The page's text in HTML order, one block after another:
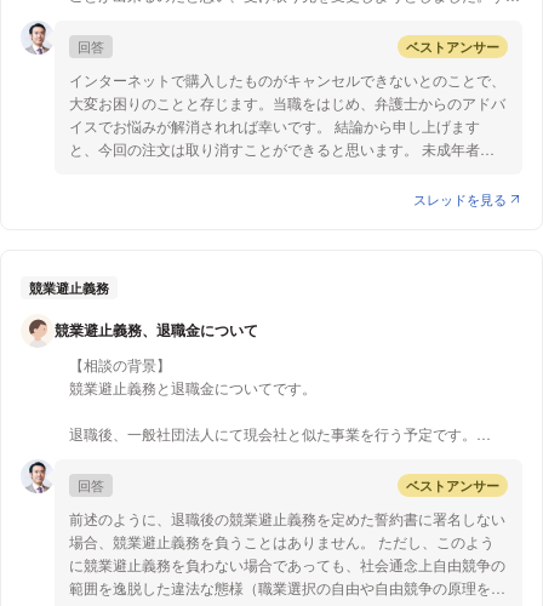
せん。サポートセンターの方に連絡しても、「受注生産品だから」と
いう理由で取り合って貰えませんでした。金額は約41000円です。
【質問1】
まだ未成年で、親の同意も得ていなかったため、キャンセルできると
思ったのですが、出来ないのでしょうか。また、「再作成」という誤
回答 ベストアンサー
インターネットで購入したものがキャンセルできないとのことで、
大変お困りのことと存じます。当職をはじめ、弁護士からのアドバ
イスでお悩みが解消されれば幸いです。 結論から申し上げます
と、今回の注文は取り消すことができると思います。 未成年者が
し込みは原則として取り消すことができます（民法５条第１項、第
・婚姻経験がある場合
である場合
・成年者であると詐術した場合（ 民法第２１条）
ただし今回は、単にサイトの「成年ですか」の問いに「はい」のボ
タンをクリックしただけでは詐術にはあたりません。
・契約を追認した場合：未成年者が成年になってから代金を支払っ
たり、商品を受け取った場合、また、法定代理人が代金を支払うな
ど契約を認める行為をした場合は契約を取り消すことができなくな
ります。
・取消権が時効にかかっている場合：未成年者が成年になった時か
ら５年
商品が届いた後でも、商品は返還しなければいけませんが、契約を
スレッドを見る
競業避止義務
競業避止義務、退職金について
【相談の背景】
競業避止義務と退職金についてです。
退職後、一般社団法人にて現会社と似た事業を行う予定です。
当してほしい。と依頼されてます。現会社との契約を切って、私にと
依頼を受けてます。
なので、退職時の誓約書のサインを断りました。
そしたら、会社から連絡があり、『似た事業をすると聞いた。それな
ら、会社に許可をもらうのが筋だろう。だから、誓約書にサインしな
いと見えるぞ』と。
回答 ベストアンサー
前述のように、退職後の競業避止義務を定めた誓約書に署名しない
場合、競業避止義務を負うことはありません。 ただし、このよう
に競業避止義務を負わない場合であっても、社会通念上自由競争の
範囲を逸脱した違法な態様（職業選択の自由や自由競争の原理を逸